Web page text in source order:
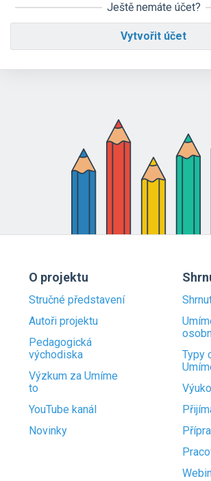
Ještě nemáte účet?
Vytvořit účet
O projektu
Stručné představení
Autoři projektu
Pedagogická
východiska
Výzkum za Umíme
to
YouTube kanál
Novinky
Typy